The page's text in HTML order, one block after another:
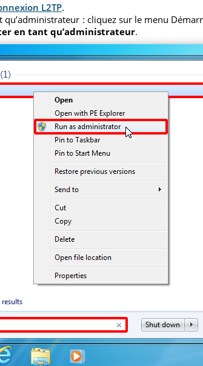
L2TP.
: cliquez sur le menu
en tant qu’administrateur.